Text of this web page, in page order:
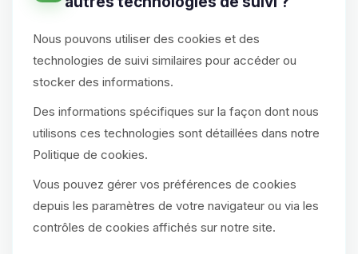
Nous pouvons utiliser des cookies et des
technologies de suivi similaires pour accéder ou
stocker des informations.
Des informations spécifiques sur la façon dont nous
utilisons ces technologies sont détaillées dans notre
Politique de cookies.
Vous pouvez gérer vos préférences de cookies
depuis les paramètres de votre navigateur ou via les
contrôles de cookies affichés sur notre site.